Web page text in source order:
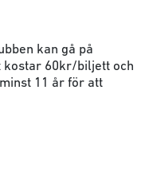
kan gå på
kostar 60kr/biljett och
11 år för att